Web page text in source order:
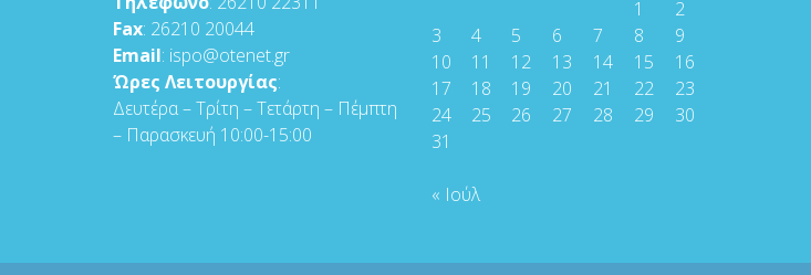
Fax: 26210 20044
Email: ispo@otenet.gr
Ώρες Λειτουργίας:
Δευτέρα – Τρίτη – Τετάρτη – Πέμπτη
– Παρασκευή 10:00-15:00
1
2
3
4 5 6 7 8
9
10
11 12 13 14 15
16
17
18 19 20 21 22
23
24
25 26 27 28 29
30
31
« Ιούλ